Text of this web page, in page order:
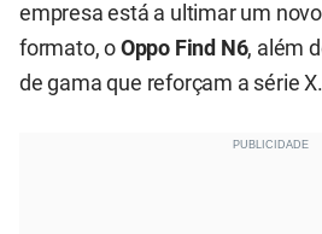
empresa está a ultimar um
formato, o Oppo Find N6, além
de gama que reforçam a série X.